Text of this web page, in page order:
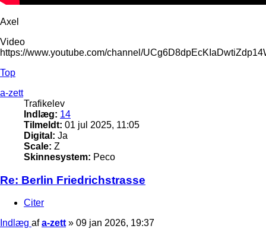
Axel
Video
https://www.youtube.com/channel/
Top
a-zett
Trafikelev
Indlæg: 14
Tilmeldt: 01 jul 2025, 11:05
Digital: Ja
Scale: Z
Skinnesystem: Peco
Re: Berlin Friedrichstrasse
Citer
Indlæg afa-zett » 09 jan 2026, 19:37